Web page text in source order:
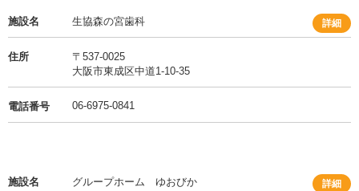
施設名 生協森の宮歯科 詳細
住所
〒537-0025
大阪市東成区中道1-10-35
電話番号 06-6975-0841
施設名 グループホーム ゆおびか 詳細